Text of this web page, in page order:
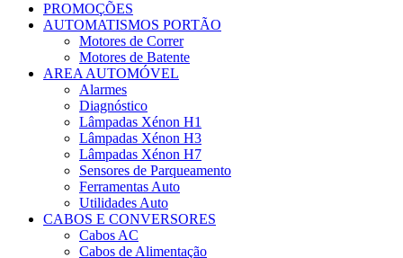
PROMOÇÕES
AUTOMATISMOS PORTÃO
Motores de Correr
Motores de Batente
AREA AUTOMÓVEL
Alarmes
Diagnóstico
Lâmpadas Xénon H1
Lâmpadas Xénon H3
Lâmpadas Xénon H7
Sensores de Parqueamento
Ferramentas Auto
Utilidades Auto
CABOS E CONVERSORES
Cabos AC
Cabos de Alimentação